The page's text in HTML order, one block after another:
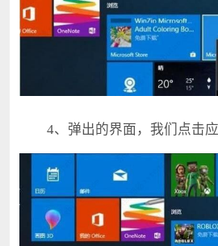
4、弹出的界面，我们点击应